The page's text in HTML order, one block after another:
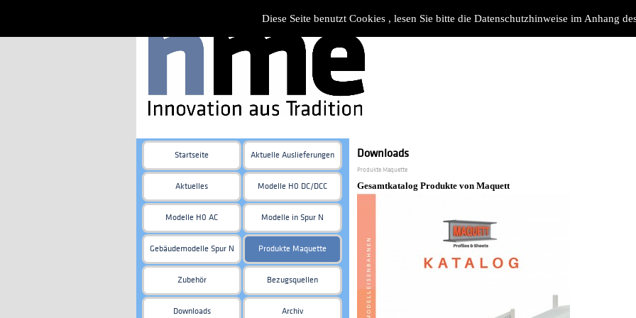
Diese Seite benutzt Cookies , lesen Sie bitte die Datenschutzhinweise im Anhang
Startseite Aktuelle Auslieferungen
Aktuelles Modelle H0 DC/DCC
Modelle H0 AC Modelle in Spur N
Gebäudemodelle Spur N Produkte Maquette
Zubehör Bezugsquellen
Downloads Archiv
Downloads
Produkte Maquette
Gesamtkatalog Produkte von Maquett